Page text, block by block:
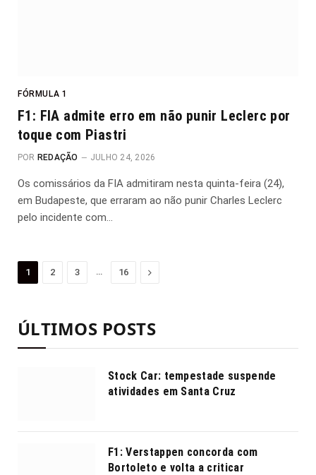
FÓRMULA 1
F1: FIA admite erro em não punir Leclerc por
toque com Piastri
POR REDAÇÃO JULHO 24, 2026
Os comissários da FIA admitiram nesta quinta-feira (24),
em Budapeste, que erraram ao não punir Charles Leclerc
pelo incidente com…
1 2 3 16 Proximo
ÚLTIMOS POSTS
Stock Car: tempestade suspende
atividades em Santa Cruz
F1: Verstappen concorda com
Bortoleto e volta a criticar